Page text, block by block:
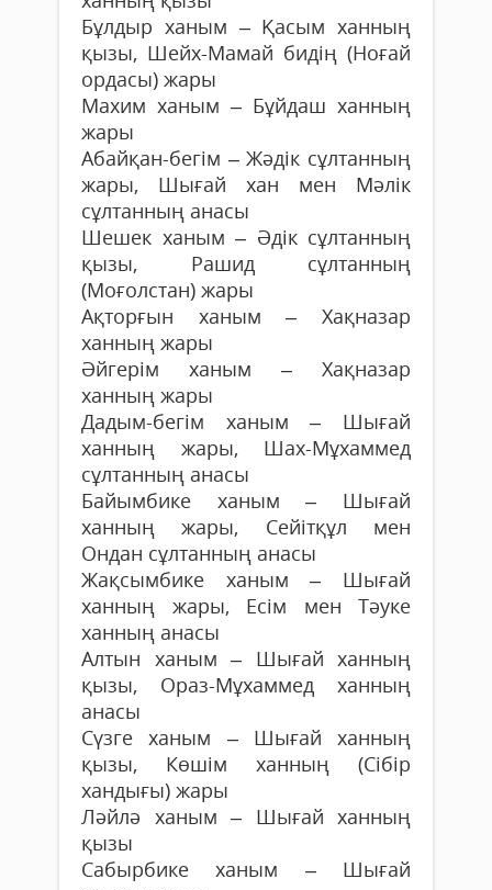
Бұлдыр ханым – Қасым ханның
қызы, Шейх-Мамай бидің (Ноғай
ордасы) жары
Махим ханым – Бұйдаш ханның
жары
Абайқан-бегім – Жәдік сұлтанның
жары, Шығай хан мен Мәлік
сұлтанның анасы
Шешек ханым – Әдік сұлтанның
қызы, Рашид сұлтанның
(Моғолстан) жары
Ақторғын ханым – Хақназар
ханның жары
Әйгерім ханым – Хақназар
ханның жары
Дадым-бегім ханым – Шығай
ханның жары, Шах-Мұхаммед
сұлтанның анасы
Байымбике ханым – Шығай
ханның жары, Сейітқұл мен
Ондан сұлтанның анасы
Жақсымбике ханым – Шығай
ханның жары, Есім мен Тәуке
ханның анасы
Алтын ханым – Шығай ханның
қызы, Ораз-Мұхаммед ханның
анасы
Сүзге ханым – Шығай ханның
қызы, Көшім ханның (Сібір
хандығы) жары
Ләйлә ханым – Шығай ханның
қызы
Сабырбике ханым – Шығай